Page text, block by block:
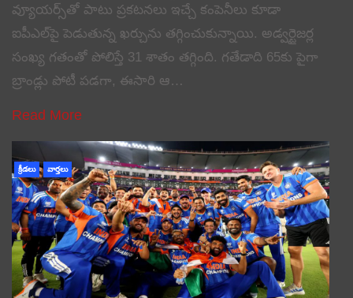
వ్యూయర్స్‌తో పాటు ప్రకటనలు ఇచ్చే కంపెనీలు కూడా
ఐపీఎల్‌పై పెడుతున్న ఖర్చును తగ్గించుకున్నాయి. అడ్వర్టైజర్ల
సంఖ్య గతంతో పోలిస్తే 31 శాతం తగ్గింది. గతేడాది 65కు పైగా
బ్రాండ్లు పోటీ పడగా, ఈసారి ఆ…
Read More
క్రీడలు వార్తలు